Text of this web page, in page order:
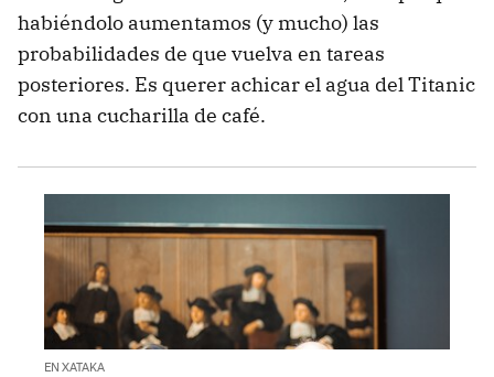
habiéndolo aumentamos (y mucho) las
probabilidades de que vuelva en tareas
posteriores. Es querer achicar el agua del Titanic
con una cucharilla de café.
EN XATAKA